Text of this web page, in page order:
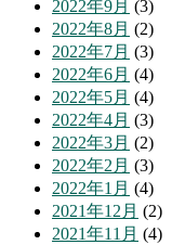
2022年9月 (3)
2022年8月 (2)
2022年7月 (3)
2022年6月 (4)
2022年5月 (4)
2022年4月 (3)
2022年3月 (2)
2022年2月 (3)
2022年1月 (4)
2021年12月 (2)
2021年11月 (4)